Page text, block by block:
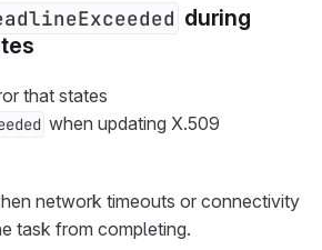
during
that states
when updating X.509
network timeouts or connectivity
task from completing.